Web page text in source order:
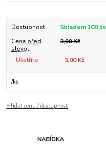
Dostupnost
Skladem 100 ks
Cena před
slevou
3,00 Kč
Ušetříte 3,00 Kč
/ks
Hlídat cenu / dostupnost
NABÍDKA